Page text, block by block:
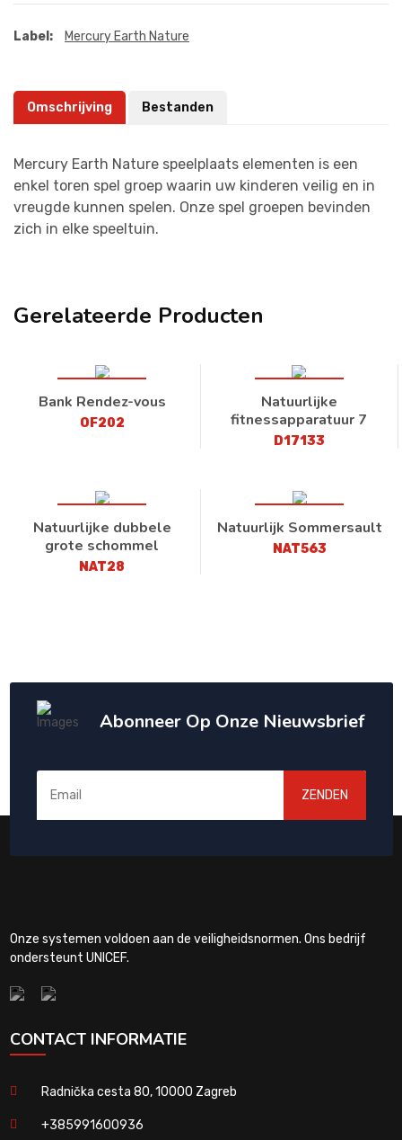
Label: Mercury Earth Nature
Omschrijving Bestanden
Mercury Earth Nature speelplaats elementen is een
enkel toren spel groep waarin uw kinderen veilig en in
vreugde kunnen spelen. Onze spel groepen bevinden
zich in elke speeltuin.
Gerelateerde Producten
Bank Rendez-vous
OF202
Natuurlijke
fitnessapparatuur 7
D17133
Natuurlijke dubbele
grote schommel
NAT28
Natuurlijk Sommersault
NAT563
Abonneer Op Onze Nieuwsbrief
ZENDEN
Onze systemen voldoen aan de veiligheidsnormen. Ons bedrijf
ondersteunt UNICEF.
CONTACT INFORMATIE
Radnička cesta 80, 10000 Zagreb
+385991600936